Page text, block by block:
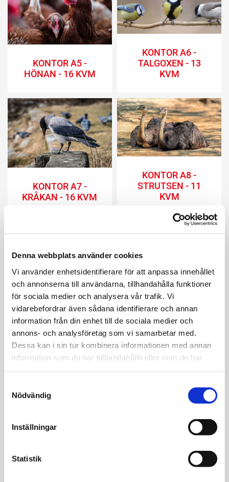
Denna webbplats använder cookies
Vi använder enhetsidentifierare för att anpassa innehållet
och annonserna till användarna, tillhandahålla funktioner
för sociala medier och analysera vår trafik. Vi
vidarebefordrar även sådana identifierare och annan
information från din enhet till de sociala medier och
annons- och analysföretag som vi samarbetar med.
Dessa kan i sin tur kombinera informationen med annan
information som du har tillhandahållit eller som de har
Nödvändig
Inställningar
Statistik
KONTOR A5 -
HÖNAN - 16 KVM
KONTOR A6 -
TALGOXEN - 13
KVM
KONTOR A7 -
KRÅKAN - 16 KVM
KONTOR A8 -
STRUTSEN - 11
KVM
KONTOR B9 -
ANKAN - 20 KVM
KONTOR A10 -
SKATAN - 10 KVM
ÖSTSIALIAN - 15
KONTOR B2 -